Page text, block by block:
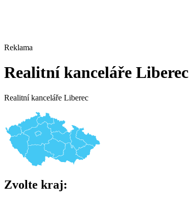
Reklama
Realitní kanceláře Liberec
Realitní kanceláře Liberec
Zvolte kraj: